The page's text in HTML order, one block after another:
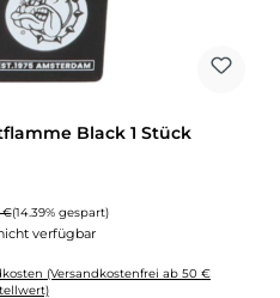
Black 1 Stück
Preis:
€(14.39% gespart)
verfügbar
(Versandkostenfrei ab 50 €